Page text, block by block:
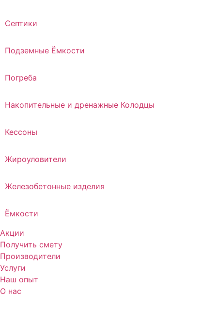
Септики
Подземные Ёмкости
Погреба
Накопительные и дренажные Колодцы
Кессоны
Жироуловители
Железобетонные изделия
Ёмкости
Акции
Получить смету
Производители
Услуги
Наш опыт
О нас